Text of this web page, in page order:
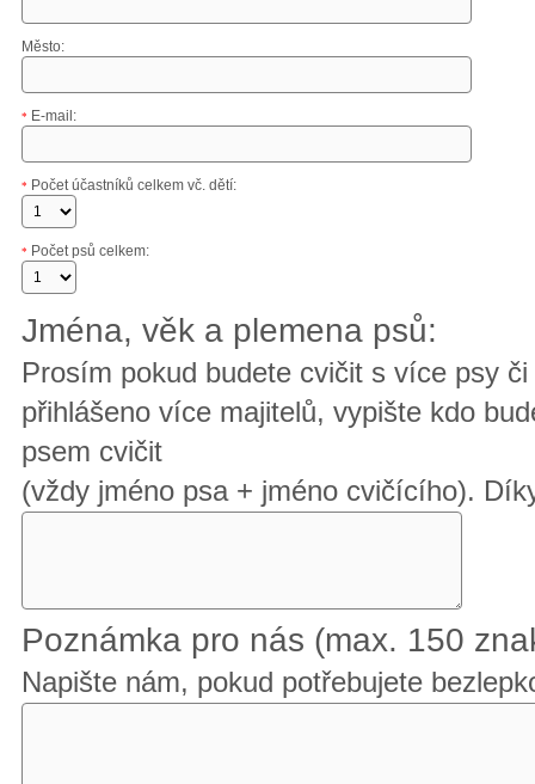
Město:
* E-mail:
* Počet účastníků celkem vč. dětí:
* Počet psů celkem:
Jména, věk a plemena psů:
Prosím pokud budete cvičit s více psy či
přihlášeno více majitelů, vypište kdo
psem cvičit
(vždy jméno psa + jméno cvičícího).
Poznámka pro nás (max. 150
Napište nám, pokud potřebujete